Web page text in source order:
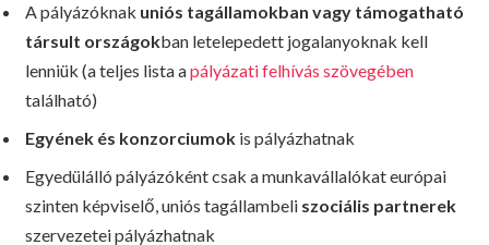
A pályázóknak uniós tagállamokban vagy támogatható
társult országokban letelepedett jogalanyoknak kell
lenniük (a teljes lista apályázati felhívás szövegében
található)
Egyének és konzorciumok is pályázhatnak
Egyedülálló pályázóként csak a munkavállalókat európai
szinten képviselő, uniós tagállambeli szociális partnerek
szervezetei pályázhatnak